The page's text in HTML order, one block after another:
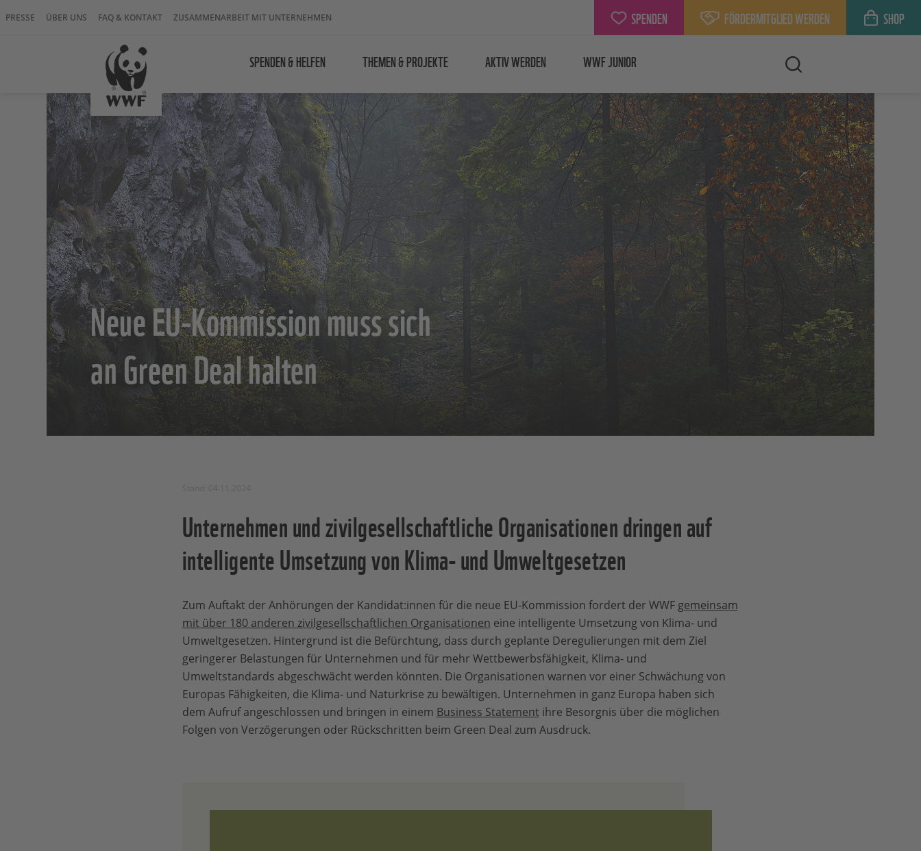
PRESSE ÜBER UNS FAQ & KONTAKT ZUSAMMENARBEIT MIT UNTERNEHMEN SPENDEN FÖRDERMITGLIED WERDEN SHOP
SPENDEN & HELFEN THEMEN & PROJEKTE AKTIV WERDEN WWF JUNIOR
Neue EU-Kommission muss sich
an Green Deal halten
Unternehmen und zivilgesellschaftliche Organisationen dringen auf
intelligente Umsetzung von Klima- und Umweltgesetzen
Zum Auftakt der Anhörungen der Kandidat:innen für die neue EU-Kommission fordert der WWF gemeinsam
mit über 180 anderen zivilgesellschaftlichen Organisationen eine intelligente Umsetzung von Klima- und
Umweltgesetzen. Hintergrund ist die Befürchtung, dass durch geplante Deregulierungen mit dem Ziel
geringerer Belastungen für Unternehmen und für mehr Wettbewerbsfähigkeit, Klima- und
Umweltstandards abgeschwächt werden könnten. Die Organisationen warnen vor einer Schwächung von
Europas Fähigkeiten, die Klima- und Naturkrise zu bewältigen. Unternehmen in ganz Europa haben sich
dem Aufruf angeschlossen und bringen in einem Business Statement ihre Besorgnis über die möglichen
Folgen von Verzögerungen oder Rückschritten beim Green Deal zum Ausdruck.